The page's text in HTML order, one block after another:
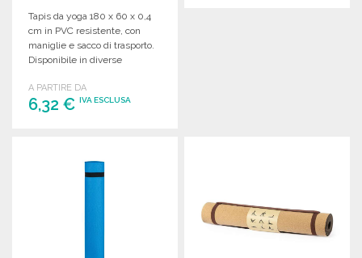
Tapis da yoga 180 x 60 x 0,4
cm in PVC resistente, con
maniglie e sacco di trasporto.
Disponibile in diverse
A PARTIRE DA
6,32 € IVA ESCLUSA
Richiedi un preventivo